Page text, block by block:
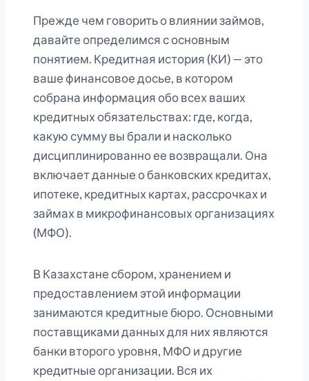
Прежде чем говорить о влиянии займов,
давайте определимся с основным
понятием. Кредитная история (КИ) — это
ваше финансовое досье, в котором
собрана информация обо всех ваших
кредитных обязательствах: где, когда,
какую сумму вы брали и насколько
дисциплинированно ее возвращали. Она
включает данные о банковских кредитах,
ипотеке, кредитных картах, рассрочках и
займах в микрофинансовых организациях
(МФО).
В Казахстане сбором, хранением и
предоставлением этой информации
занимаются кредитные бюро. Основными
поставщиками данных для них являются
банки второго уровня, МФО и другие
кредитные организации. Вся их